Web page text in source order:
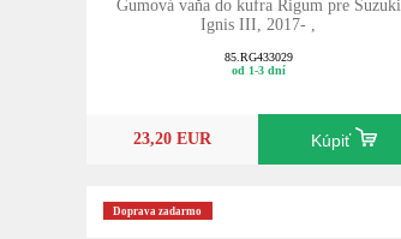
Gumová vaňa do kufra Rigum pre Suzuki
Ignis III, 2017- ,
85.RG433029
od 1-3 dní
23,20 EUR Kúpiť
Doprava zadarmo